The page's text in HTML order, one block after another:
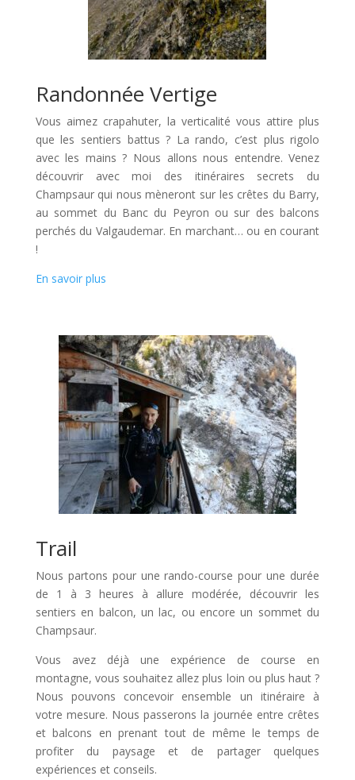
Randonnée Vertige
Vous aimez crapahuter, la verticalité vous attire plus
que les sentiers battus ? La rando, c’est plus rigolo
avec les mains ? Nous allons nous entendre. Venez
découvrir avec moi des itinéraires secrets du
Champsaur qui nous mèneront sur les crêtes du Barry,
au sommet du Banc du Peyron ou sur des balcons
perchés du Valgaudemar. En marchant… ou en courant
!
En savoir plus
Trail
Nous partons pour une rando-course pour une durée
de 1 à 3 heures à allure modérée, découvrir les
sentiers en balcon, un lac, ou encore un sommet du
Champsaur.
Vous avez déjà une expérience de course en
montagne, vous souhaitez allez plus loin ou plus haut ?
Nous pouvons concevoir ensemble un itinéraire à
votre mesure. Nous passerons la journée entre crêtes
et balcons en prenant tout de même le temps de
profiter du paysage et de partager quelques
expériences et conseils.